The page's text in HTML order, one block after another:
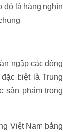
đó là hàng nghìn
ngập các dòng
biệt là Trung
sản phẩm trong
Việt Nam bằng